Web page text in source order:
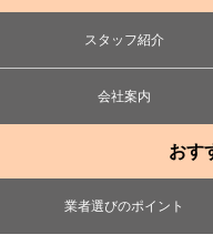
スタッフ紹介
会社案内
おす
業者選びのポイント